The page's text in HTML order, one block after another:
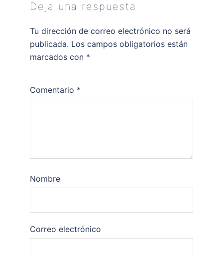
Deja una respuesta
Tu dirección de correo electrónico no será
publicada. Los campos obligatorios están
marcados con *
Comentario *
Nombre
Correo electrónico